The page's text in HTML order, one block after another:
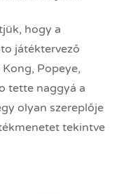
hogy a
játéktervező
Popeye,
tette naggyá a
olyan szereplője
tekintve